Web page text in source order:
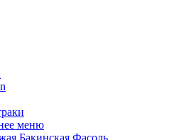
меню
Бакинская Фасоль